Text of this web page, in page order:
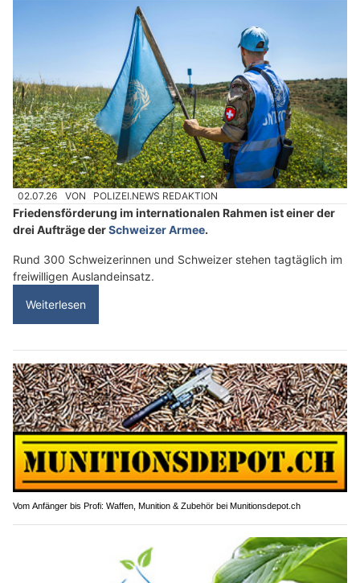
02.07.26 VON POLIZEI.NEWS REDAKTION
Friedensförderung im internationalen Rahmen ist einer der
drei Aufträge derSchweizer Armee.
Rund 300 Schweizerinnen und Schweizer stehen tagtäglich im
freiwilligen Auslandeinsatz.
Weiterlesen
Vom Anfänger bis Profi: Waffen, Munition & Zubehör bei Munitionsdepot.ch